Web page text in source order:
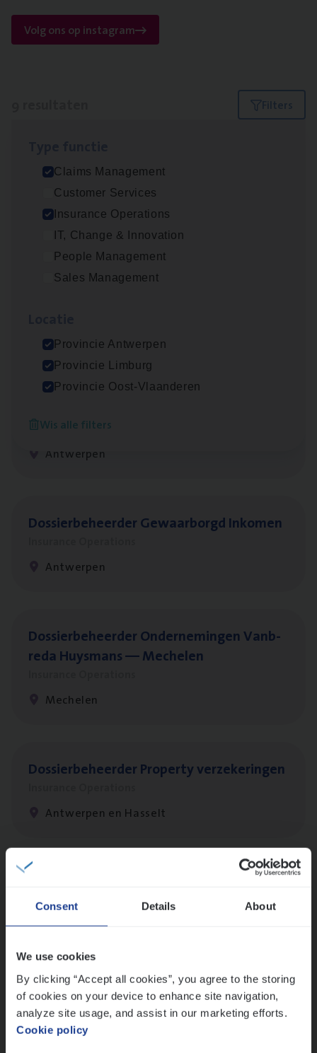
Consent Details About
We use cookies
By clicking “Accept all cookies”, you agree to the storing
of cookies on your device to enhance site navigation,
analyze site usage, and assist in our marketing efforts.
Cookie policy
Volg ons op instagram
Filters
Claims Management
Customer Services
Insurance Operations
IT, Change & Innovation
People Management
Sales Management
Provincie Antwerpen
Provincie Limburg
Provincie Oost-Vlaanderen
Wis alle filters
Advisor/​Configuratie ana­lyst Part­ner in
Benefits
Insurance Operations
Beveren
Antwerpen
Insurance Operations
Antwerpen
Dos­sier­be­heer­der Gewaar­borgd Inkomen
Antwerpen
Dos­sier­be­heer­der Onder­ne­min­gen Van­b­
re­da Huys­mans — Mechelen
Mechelen
Dos­sier­be­heer­der Pro­per­ty verzekeringen
Antwerpen en Hasselt
Dos­sier­be­heer­der ver­ze­ke­rin­gen — Soci­al
Pro­fit en Public
Scha­de Expert Fleet
Claims Management